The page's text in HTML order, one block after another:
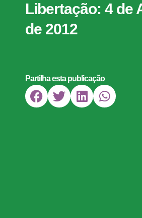
Libertação: 4 de
de 2012
Partilha esta publicação